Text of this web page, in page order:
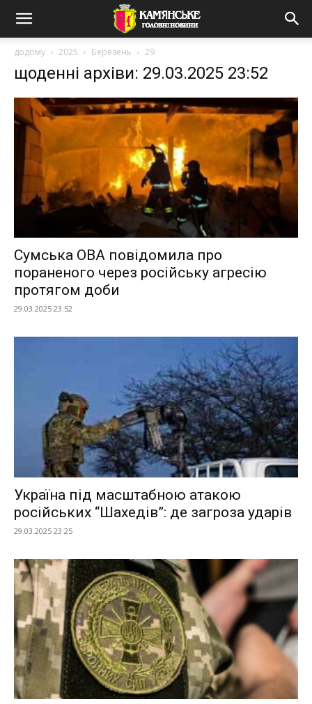
додому 2025 Березень 29
щоденні архіви: 29.03.2025 23:52
Сумська ОВА повідомила про
пораненого через російську агресію
протягом доби
29.03.2025 23:52
Україна під масштабною атакою
російських “Шахедів”: де загроза ударів
29.03.2025 23:25